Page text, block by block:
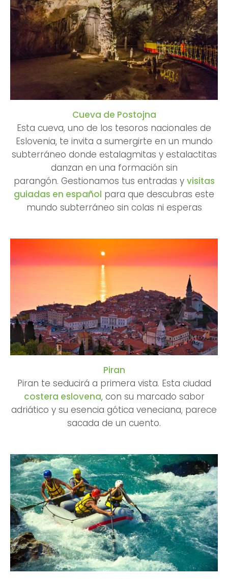
Cueva de Postojna
Esta cueva, uno de los tesoros nacionales de
Eslovenia, te invita a sumergirte en un mundo
subterráneo donde estalagmitas y estalactitas
danzan en una formación sin
parangón. Gestionamos tus entradas y visitas
guiadas en español para que descubras este
mundo subterráneo sin colas ni esperas
Piran
Piran te seducirá a primera vista. Esta ciudad
costera eslovena, con su marcado sabor
adriático y su esencia gótica veneciana, parece
sacada de un cuento.